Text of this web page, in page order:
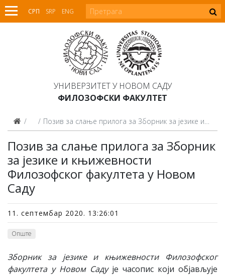
СРП SRP ENG
УНИВЕРЗИТЕТ У НОВОМ САДУ
ФИЛОЗОФСКИ ФАКУЛТЕТ
ВестиПозив за слање прилога за Зборник за језике и књижевности Филозофског факултета у Новом Саду
Позив за слање прилога за Зборник
за језике и књижевности
Филозофског факултета у Новом
Саду
11. септембар 2020. 13:26:01
Опште
Зборник за језике и књижевности Филозофског
факултета у Новом Саду је часопис који објављује